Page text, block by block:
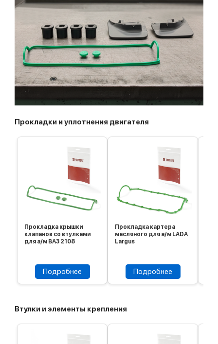
Прокладки и уплотнения двигателя
Прокладка крышки
клапанов со втулками
для а/м ВАЗ 2108
Подробнее
Прокладка картера
масляного для а/м LADA
Largus
Подробнее
Втулки и элементы крепления